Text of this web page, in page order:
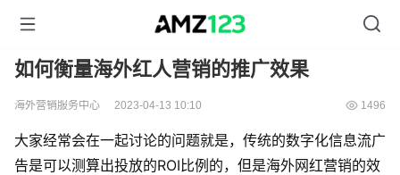
如何衡量海外红人营销的推广效果
海外营销服务中心 2023-04-13 10:10 1496
大家经常会在一起讨论的问题就是，传统的数字化信息流广
告是可以测算出投放的ROI比例的，但是海外网红营销的效